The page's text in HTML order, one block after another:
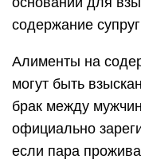
содержание
Алименты на
могут быть
брак между
официально
если пара